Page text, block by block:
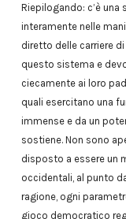
Riepilogando: c’è una
interamente nelle
diretto delle carriere
questo sistema e
ciecamente ai loro
quali esercitano una
immense e da un
sostiene. Non sono
disposto a essere un
occidentali, al punto
ragione, ogni
gioco democratico